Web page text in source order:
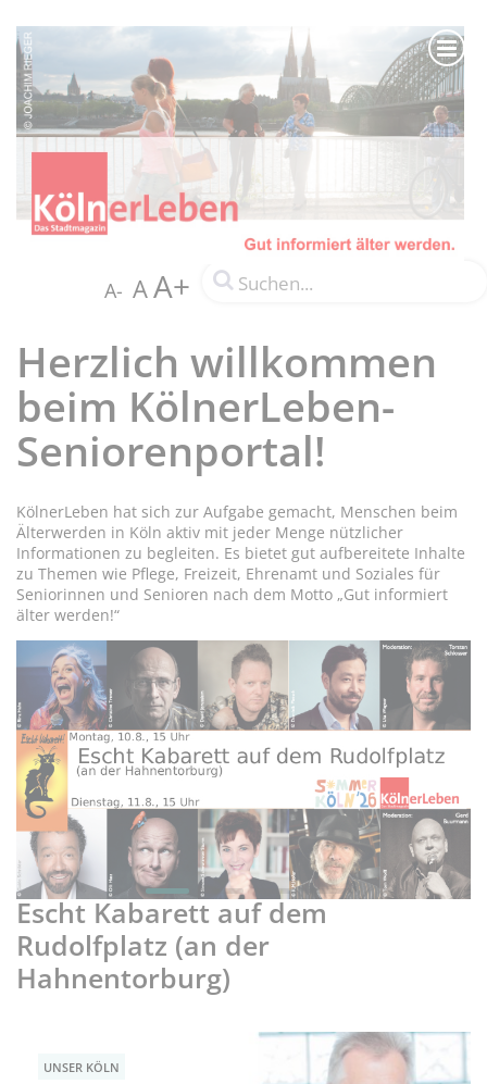
A- AA+
Herzlich willkommen
beim KölnerLeben-
Seniorenportal!
KölnerLeben hat sich zur Aufgabe gemacht, Menschen beim
Älterwerden in Köln aktiv mit jeder Menge nützlicher
Informationen zu begleiten. Es bietet gut aufbereitete Inhalte
zu Themen wie Pflege, Freizeit, Ehrenamt und Soziales für
Seniorinnen und Senioren nach dem Motto „Gut informiert
älter werden!“
Mo, 10. und Di, 11.8.26, 15 Uhr:
Escht Kabarett auf dem
Rudolfplatz (an der
Hahnentorburg)
UNSER KÖLN